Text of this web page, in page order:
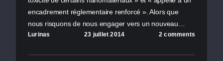
encadrement réglementaire renforcé ». Alors que
nous risquons de nous engager vers un nouveau…
Lurinas 23 juillet 2014 2 comments